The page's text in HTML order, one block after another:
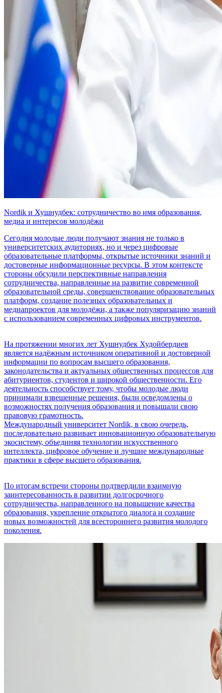
Nordik и Хушнудбек: сотрудничество во имя образования,
медиа и интересов молодёжи
Сегодня молодые люди получают знания не только в
университетских аудиториях, но и через цифровые
образовательные платформы, открытые источники знаний и
достоверные информационные ресурсы. В этом контексте
стороны обсудили перспективные направления
сотрудничества, направленные на развитие современной
образовательной среды, совершенствование образовательных
платформ, создание полезных образовательных и
медиапроектов для молодёжи, а также популяризацию знаний
с использованием современных цифровых инструментов.
На протяжении многих лет Хушнудбек Худойбердиев
является надёжным источником оперативной и достоверной
информации по вопросам высшего образования,
законодательства и актуальных общественных процессов для
абитуриентов, студентов и широкой общественности. Его
деятельность способствует тому, чтобы молодые люди
принимали взвешенные решения, были осведомлены о
возможностях получения образования и повышали свою
правовую грамотность.
Международный университет Nordik, в свою очередь,
последовательно развивает инновационную образовательную
экосистему, объединяя технологии искусственного
интеллекта, цифровое обучение и лучшие международные
практики в сфере высшего образования.
По итогам встречи стороны подтвердили взаимную
заинтересованность в развитии долгосрочного
сотрудничества, направленного на повышение качества
образования, укрепление открытого диалога и создание
новых возможностей для всестороннего развития молодого
поколения.